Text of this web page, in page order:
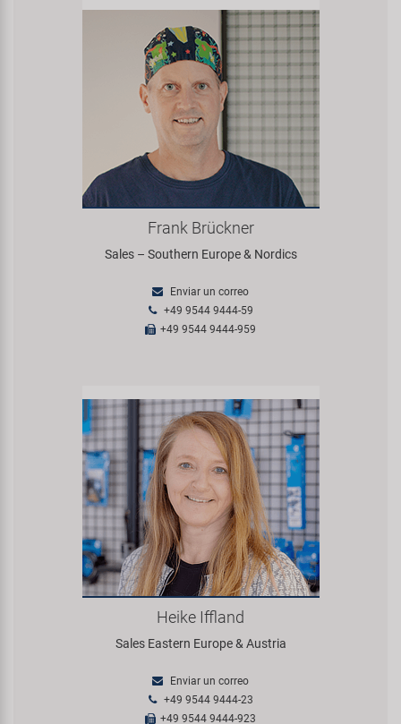
Frank Brückner
Sales – Southern Europe & Nordics
Enviar un correo
+49 9544 9444-59
+49 9544 9444-959
Heike Iffland
Sales Eastern Europe & Austria
Enviar un correo
+49 9544 9444-23
+49 9544 9444-923